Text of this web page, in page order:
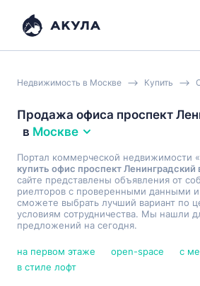
Недвижимость в Москве Купить
Продажа офиса проспект
в Москве
Портал коммерческой недвижимости
купить офис проспект Ленинградский
сайте представлены объявления от
риелторов с проверенными данными
сможете выбрать лучший вариант по
условиям сотрудничества. Мы нашли
предложений на сегодня.
на первом этаже open-space
с
в стиле лофт